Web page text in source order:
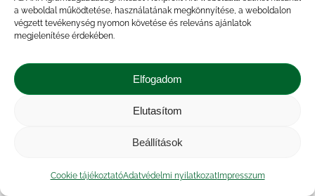
a weboldal működtetése, használatának megkönnyítése, a weboldalon
végzett tevékenység nyomon követése és releváns ajánlatok
megjelenítése érdekében.
Elfogadom
Elutasítom
Beállítások
Cookie tájékoztatóAdatvédelmi nyilatkozatImpresszum
résztvevőt vonzott a világ különböző részeiről,
akik bemutatták az EU…